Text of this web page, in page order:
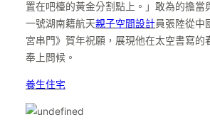
置在吧檯的黃金分割點上。」敢為的擔當
一號湖南籍航天親子空間設計員張陸從中
宮串門》賀年祝願，展現他在太空書寫的
奉上問候。
養生住宅